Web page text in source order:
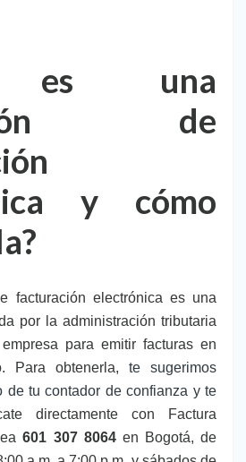
es una
de
y cómo
facturación electrónica es una
por la administración tributaria
para emitir facturas en
Para obtenerla, te sugerimos
de tu contador de confianza y te
directamente con Factura
601 307 8064en Bogotá, de